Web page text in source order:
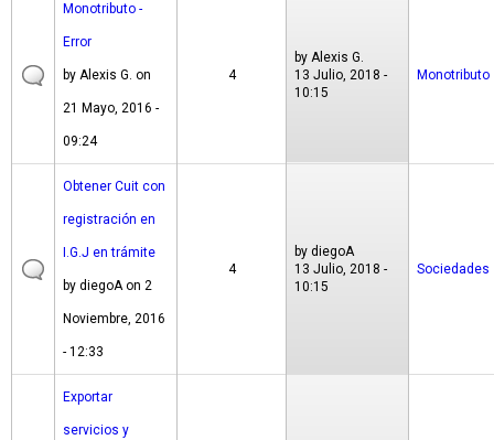
Monotributo -
Error
by Alexis G. on
21 Mayo, 2016 -
09:24
4
by Alexis G.
13 Julio, 2018 -
10:15
Monotributo
Obtener Cuit con
registración en
I.G.J en trámite
by diegoAon 2
Noviembre, 2016
- 12:33
4
by diegoA
13 Julio, 2018 -
10:15
Sociedades
Exportar
servicios y